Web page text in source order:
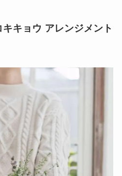
キョウ アレンジメント